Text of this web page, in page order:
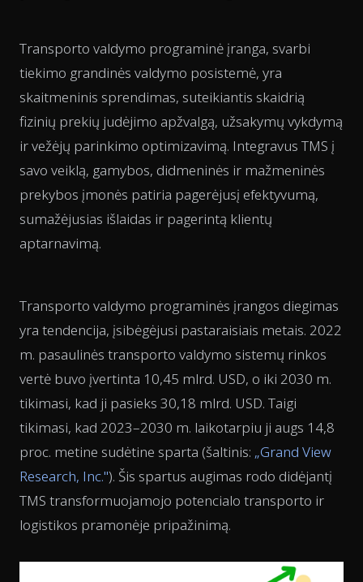
Transporto valdymo programinė įranga, svarbi
tiekimo grandinės valdymo posistemė, yra
skaitmeninis sprendimas, suteikiantis skaidrią
fizinių prekių judėjimo apžvalgą, užsakymų vykdymą
ir vežėjų parinkimo optimizavimą. Integravus TMS į
savo veiklą, gamybos, didmeninės ir mažmeninės
prekybos įmonės patiria pagerėjusį efektyvumą,
sumažėjusias išlaidas ir pagerintą klientų
aptarnavimą.
Transporto valdymo programinės įrangos diegimas
yra tendencija, įsibėgėjusi pastaraisiais metais. 2022
m. pasaulinės transporto valdymo sistemų rinkos
vertė buvo įvertinta 10,45 mlrd. USD, o iki 2030 m.
tikimasi, kad ji pasieks 30,18 mlrd. USD. Taigi
tikimasi, kad 2023–2030 m. laikotarpiu ji augs 14,8
proc. metine sudėtine sparta (šaltinis: „Grand View
Research, Inc."). Šis spartus augimas rodo didėjantį
TMS transformuojamojo potencialo transporto ir
logistikos pramonėje pripažinimą.